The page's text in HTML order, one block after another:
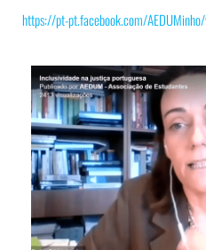
https://pt-pt.facebook.com/